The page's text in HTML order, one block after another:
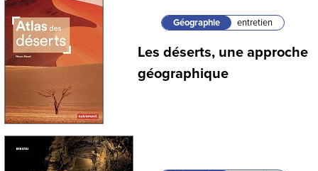
Géographie entretien
Les déserts, une approche
géographique